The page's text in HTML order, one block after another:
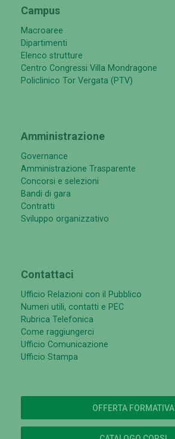
Campus
Macroaree
Dipartimenti
Elenco strutture
Centro Congressi Villa Mondragone
Policlinico Tor Vergata (PTV)
Amministrazione
Governance
Amministrazione Trasparente
Concorsi e selezioni
Bandi di gara
Contratti
Sviluppo organizzativo
Contattaci
Ufficio Relazioni con il Pubblico
Numeri utili, contatti e PEC
Rubrica Telefonica
Come raggiungerci
Ufficio Comunicazione
Ufficio Stampa
OFFERTA FORMATIVA